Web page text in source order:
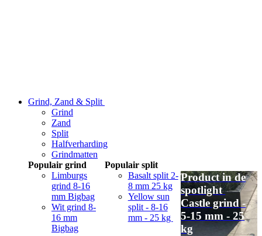
Grind, Zand & Split
Grind
Zand
Split
Halfverharding
Grindmatten
Populair grind
Limburgs
grind 8-16
mm Bigbag
Wit grind 8-
16 mm
Bigbag
Populair split
Basalt split 2-
8 mm 25 kg
Yellow sun
split - 8-16
mm - 25 kg
Product in de
spotlight
Castle grind -
5-15 mm - 25
kg